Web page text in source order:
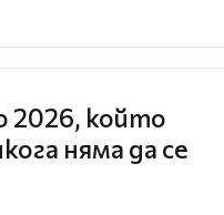
2026, който
няма да се